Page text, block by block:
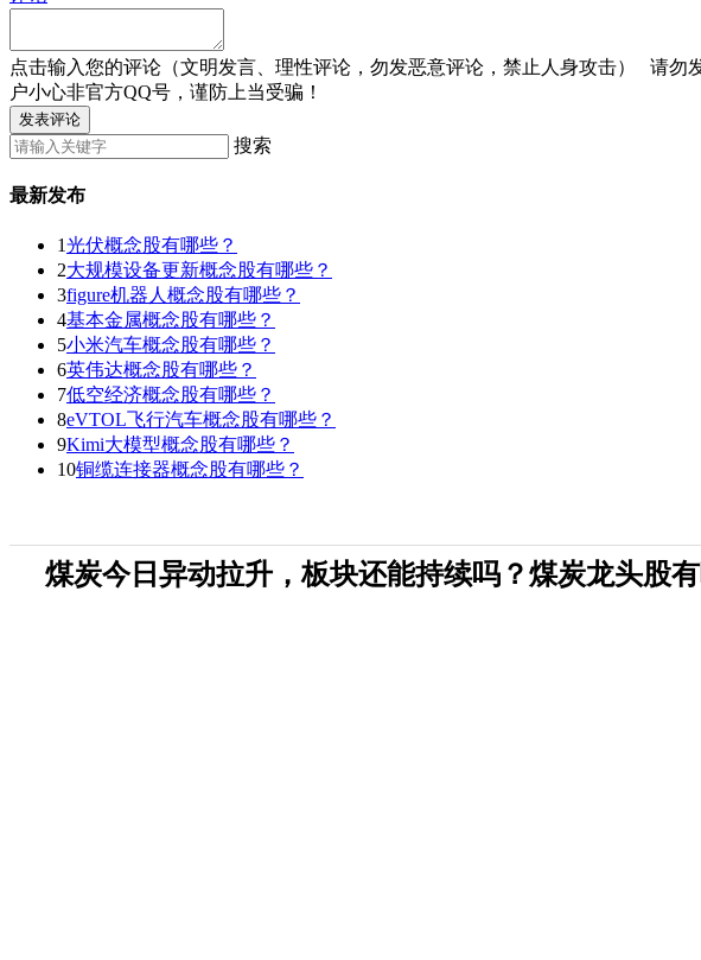
点击输入您的评论（文明发言、理性评论，勿发恶意评论，禁止人身攻击） 请勿
户小心非官方QQ号，谨防上当受骗！
发表评论
搜索
最新发布
1光伏概念股有哪些？
2大规模设备更新概念股有哪些？
3figure机器人概念股有哪些？
4基本金属概念股有哪些？
5小米汽车概念股有哪些？
6英伟达概念股有哪些？
7低空经济概念股有哪些？
8eVTOL飞行汽车概念股有哪些？
9Kimi大模型概念股有哪些？
10铜缆连接器概念股有哪些？
煤炭今日异动拉升，板块还能持续吗？煤炭龙头股